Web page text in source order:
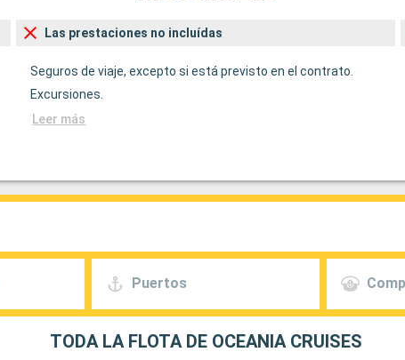
Las prestaciones no incluídas
Seguros de viaje, excepto si está previsto en el contrato.
Excursiones.
Leer más
Puertos
TODA LA FLOTA DE OCEANIA CRUISES